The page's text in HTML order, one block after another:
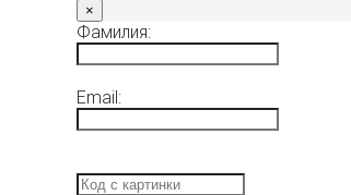
×
Фамилия:
Email: